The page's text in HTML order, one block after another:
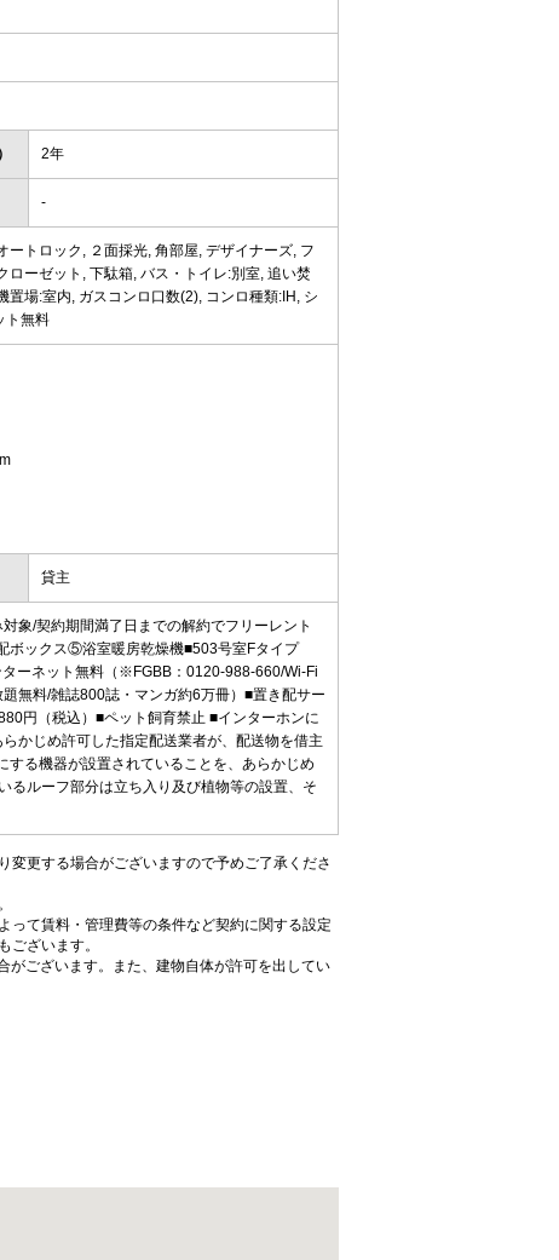
2年
-
トロック, ２面採光, 角部屋, デザイナーズ, フ
ローゼット, 下駄箱, バス・トイレ:別室, 追い焚
置場:室内, ガスコンロ口数(2), コンロ種類:IH, シ
ト無料
貸主
象/契約期間満了日までの解約でフリーレント
ックス⑤浴室暖房乾燥機■503号室Fタイプ
ーネット無料（※FGBB：0120-988-660/Wi-Fi
無料/雑誌800誌・マンガ約6万冊）■置き配サー
円（税込）■ペット飼育禁止 ■インターホンに
かじめ許可した指定配送業者が、配送物を借主
る機器が設置されていることを、あらかじめ
るルーフ部分は立ち入り及び植物等の設置、そ
更する場合がございますので予めご了承くださ
て賃料・管理費等の条件など契約に関する設定
ございます。
ございます。また、建物自体が許可を出してい